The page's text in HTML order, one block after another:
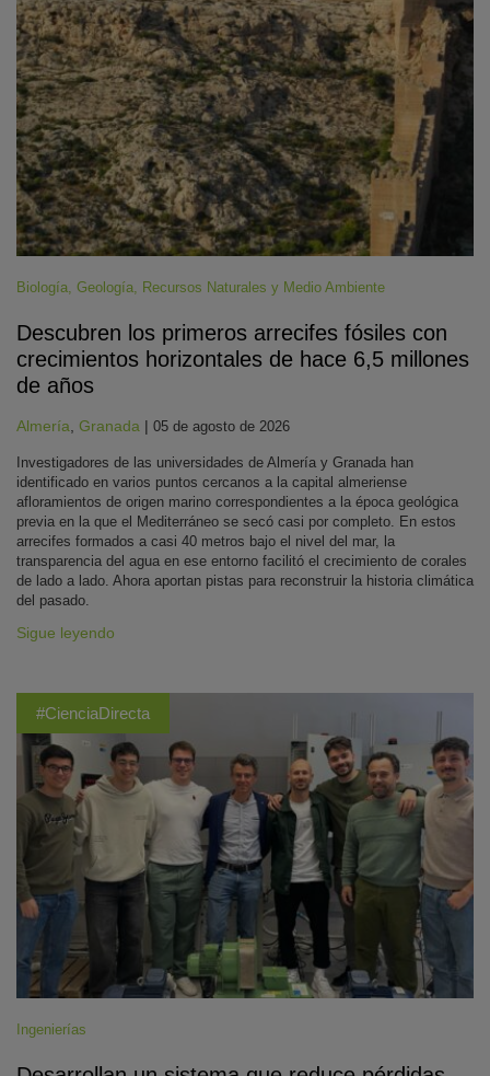
Biología, Geología, Recursos Naturales y Medio Ambiente
Descubren los primeros arrecifes fósiles con
crecimientos horizontales de hace 6,5 millones
de años
Almería, Granada | 05 de agosto de 2026
Investigadores de las universidades de Almería y Granada han
identificado en varios puntos cercanos a la capital almeriense
afloramientos de origen marino correspondientes a la época geológica
previa en la que el Mediterráneo se secó casi por completo. En estos
arrecifes formados a casi 40 metros bajo el nivel del mar, la
transparencia del agua en ese entorno facilitó el crecimiento de corales
de lado a lado. Ahora aportan pistas para reconstruir la historia climática
del pasado.
Sigue leyendo
#CienciaDirecta
Ingenierías